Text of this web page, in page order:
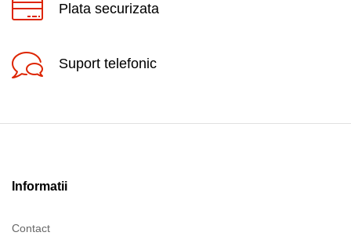
Plata securizata
Suport telefonic
Informatii
Contact